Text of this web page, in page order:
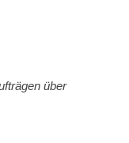
über